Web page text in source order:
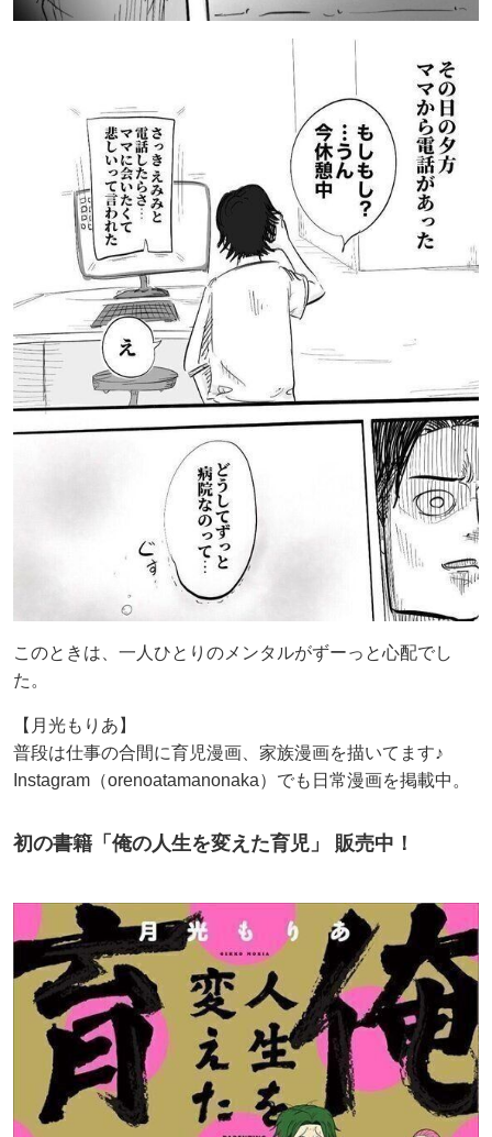
このときは、一人ひとりのメンタルがずーっと心配でし
た。
【月光もりあ】
普段は仕事の合間に育児漫画、家族漫画を描いてます♪
Instagram（orenoatamanonaka）でも日常漫画を掲載中。
初の書籍「俺の人生を変えた育児」 販売中！